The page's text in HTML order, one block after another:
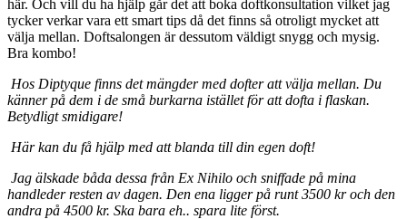
här. Och vill du ha hjälp går det att boka doftkonsultation vilket jag
tycker verkar vara ett smart tips då det finns så otroligt mycket att
välja mellan. Doftsalongen är dessutom väldigt snygg och mysig.
Bra kombo!
Hos Diptyque finns det mängder med dofter att välja mellan. Du
känner på dem i de små burkarna istället för att dofta i flaskan.
Betydligt smidigare!
Här kan du få hjälp med att blanda till din egen doft!
Jag älskade båda dessa från Ex Nihilo och sniffade på mina
handleder resten av dagen. Den ena ligger på runt 3500 kr och den
andra på 4500 kr. Ska bara eh.. spara lite först.